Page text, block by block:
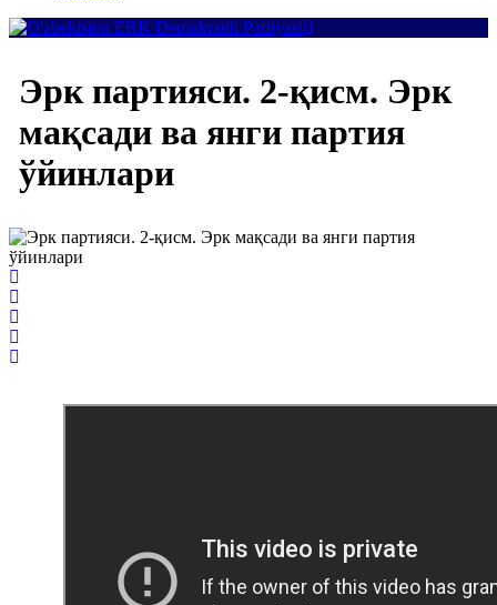
Эрк партияси. 2-қисм. Эрк
мақсади ва янги партия
ўйинлари